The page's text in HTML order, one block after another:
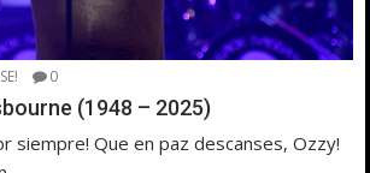
0
(1948 – 2025)
siempre! Que en paz descanses, Ozzy!